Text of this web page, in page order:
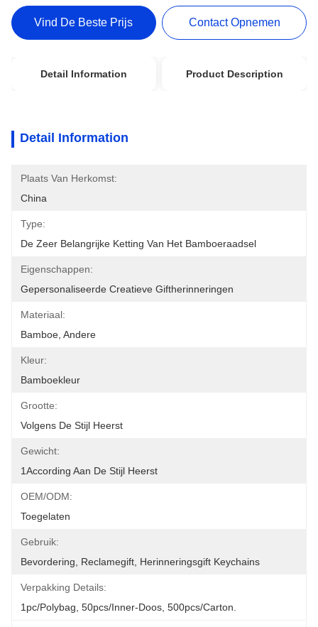
Vind De Beste Prijs Contact Opnemen
Detail Information Product Description
Detail Information
Plaats Van Herkomst:
China
Type:
De Zeer Belangrijke Ketting Van Het Bamboeraadsel
Eigenschappen:
Gepersonaliseerde Creatieve Giftherinneringen
Materiaal:
Bamboe, Andere
Kleur:
Bamboekleur
Grootte:
Volgens De Stijl Heerst
Gewicht:
1According Aan De Stijl Heerst
OEM/ODM:
Toegelaten
Gebruik:
Bevordering, Reclamegift, Herinneringsgift Keychains
Verpakking Details:
1pc/polybag, 50pcs/inner-Doos, 500pcs/carton.